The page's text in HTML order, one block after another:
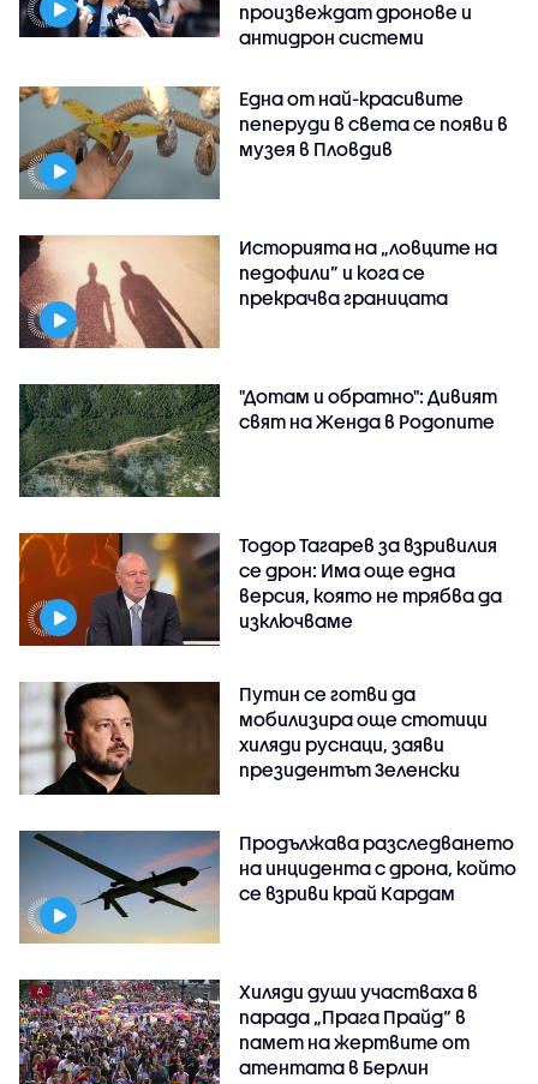
произвеждат дронове и
антидрон системи
Една от най-красивите
пеперуди в света се появи в
музея в Пловдив
Историята на „ловците на
педофили” и кога се
прекрачва границата
"Дотам и обратно": Дивият
свят на Женда в Родопите
Тодор Тагарев за взривилия
се дрон: Има още една
версия, която не трябва да
изключваме
Путин се готви да
мобилизира още стотици
хиляди руснаци, заяви
президентът Зеленски
Продължава разследването
на инцидента с дрона, който
се взриви край Кардам
Хиляди души участваха в
парада „Прага Прайд“ в
памет на жертвите от
атентата в Берлин